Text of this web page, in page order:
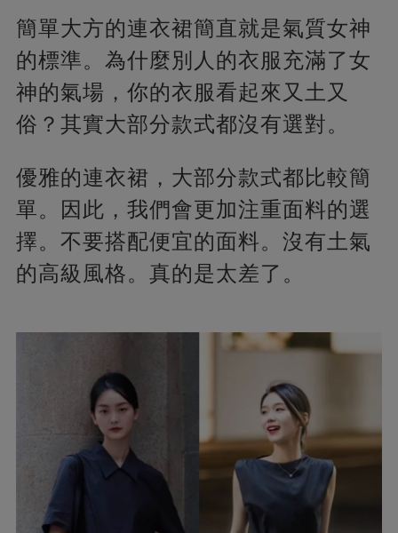
簡單大方的連衣裙簡直就是氣質女神
的標準。為什麼別人的衣服充滿了女
神的氣場，你的衣服看起來又土又
俗？其實大部分款式都沒有選對。
優雅的連衣裙，大部分款式都比較簡
單。因此，我們會更加注重面料的選
擇。不要搭配便宜的面料。沒有土氣
的高級風格。真的是太差了。